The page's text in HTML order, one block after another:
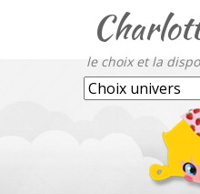
le choix et la